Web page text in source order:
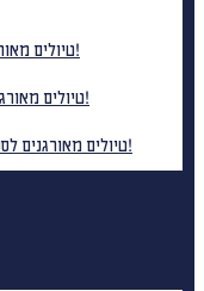
טיולים מאורגנים לזנזיבר - בטיסות ישירות!
טיולים מאורגנים למדגסקר - בטיסות ישירות!
טיולים מאורגנים לספארי בטנזניה - בטיסות ישירות!